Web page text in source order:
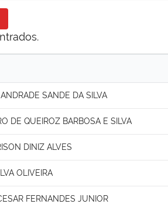
SANDE DA SILVA
DE QUEIROZ BARBOSA E SILVA
DINIZ ALVES
OLIVEIRA
FERNANDES JUNIOR